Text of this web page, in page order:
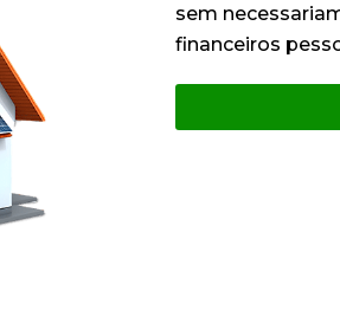
sem
financeiros